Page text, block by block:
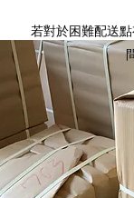
若對於困難配送